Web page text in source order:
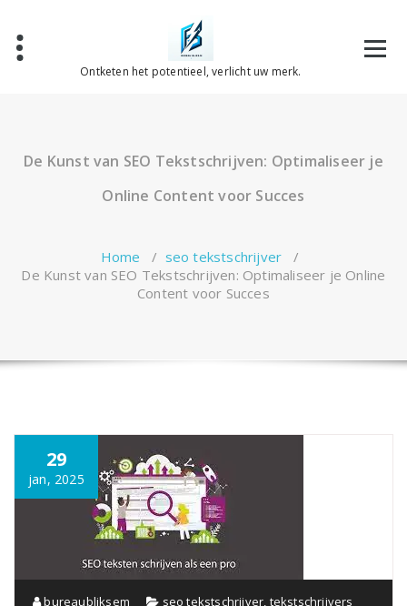
inhoud
Ontketen het potentieel, verlicht uw merk.
De Kunst van SEO Tekstschrijven: Optimaliseer je
Online Content voor Succes
Home / seo tekstschrijver /
De Kunst van SEO Tekstschrijven: Optimaliseer je Online
Content voor Succes
29
jan, 2025
bureaubliksem seo tekstschrijver, tekstschrijvers